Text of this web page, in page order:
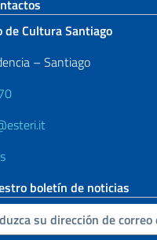
Cultura Santiago
– Santiago
boletín de noticias